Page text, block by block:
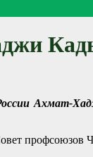
Ахмат-
профсоюзов